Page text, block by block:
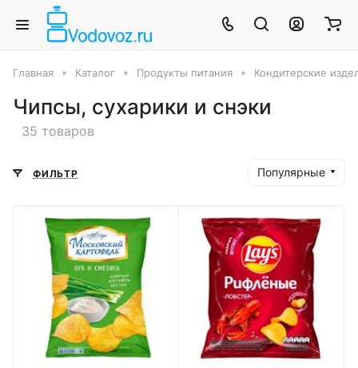
Главная Каталог Продукты питания Кондитерские
Чипсы, сухарики и снэки
35 товаров
ФИЛЬТР Популярные